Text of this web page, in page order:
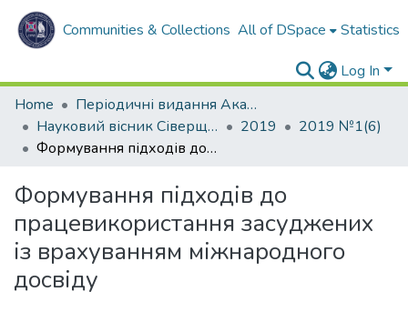
Communities & Collections All of DSpace Statistics
Log In
Home
Періодичні видання Академії
Науковий вісник Сіверщини. Серія: Право.
2019
2019 №1(6)
Формування підходів до працевикористання засуджених із врахуванням міжнародного досвіду
Формування підходів до
працевикористання засуджених
із врахуванням міжнародного
досвіду